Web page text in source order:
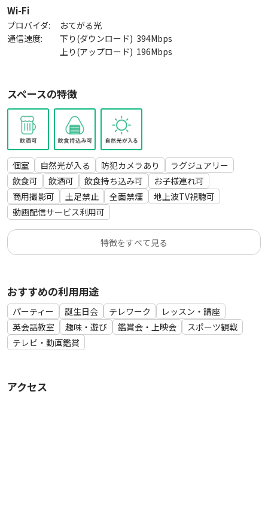
ローテーブル１台
鏡（全身）・卓上用
トイレ（男女共用）
ポット１台
食器・カトラリー
空気清浄機
除菌グッズ
カーペット２枚・クッション４コ・膝掛け１枚・充電式湯たん
ぽ・LEDリングライト・LEDライト
スリッパ10コ
※安全上防犯カメラを設置しております。
【オプション設備】
●ゴミ処理 30ℓ入りゴミ袋１つ ￥2,000（税別）
●IHコンロ卓上クッキングヒーター（１口）IH対応鍋 ￥1,20
応いたします。
Wi-Fi
プロバイダ:
おてがる光
通信速度:
下り(ダウンロード) 394Mbps
上り(アップロード) 196Mbps
スペースの特徴
個室 自然光が入る 防犯カメラあり
ラグジュアリー
飲食可
飲酒可 飲食持ち込み可
お子様連れ可
商用撮影可
土足禁止 全面禁煙
地上波TV視聴可
動画配信サービス利用可
特徴をすべて見る
おすすめの利用用途
パーティー 誕生日会 テレワーク
レッスン・講座
英会話教室
趣味・遊び 鑑賞会・上映会
スポーツ観戦
テレビ・動画鑑賞
アクセス